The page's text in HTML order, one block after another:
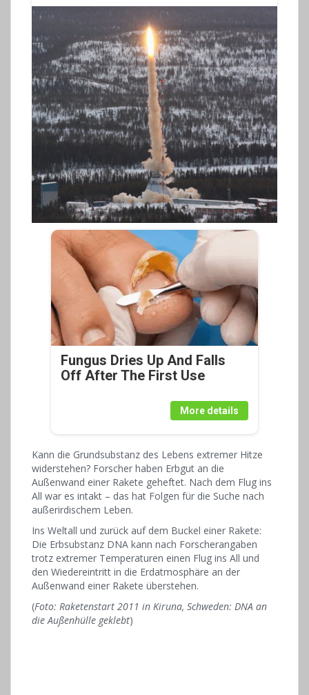
Fungus Dries Up And Falls
Off After The First Use
More details
Kann die Grundsubstanz des Lebens extremer Hitze
widerstehen? Forscher haben Erbgut an die
Außenwand einer Rakete geheftet. Nach dem Flug ins
All war es intakt – das hat Folgen für die Suche nach
außerirdischem Leben.
Ins Weltall und zurück auf dem Buckel einer Rakete:
Die Erbsubstanz DNA kann nach Forscherangaben
trotz extremer Temperaturen einen Flug ins All und
den Wiedereintritt in die Erdatmosphäre an der
Außenwand einer Rakete überstehen.
(Foto: Raketenstart 2011 in Kiruna, Schweden: DNA an
die Außenhülle geklebt)